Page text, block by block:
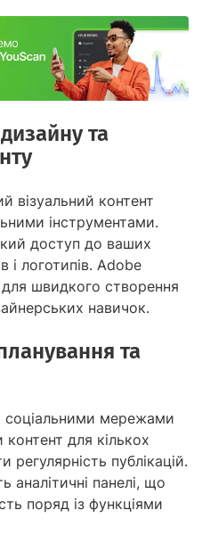
та
візуальний контент
інструментами.
доступ до ваших
і логотипів. Adobe
швидкого створення
навичок.
та
соціальними мережами
для кількох
регулярність публікацій.
аналітичні панелі, що
поряд із функціями